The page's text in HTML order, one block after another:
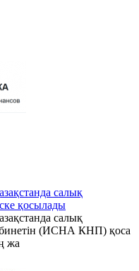
салық
қосылады
салық
(ИСНА КНП) қоса
жа